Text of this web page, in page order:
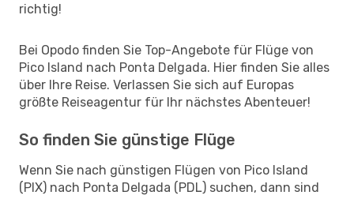
richtig!
Bei Opodo finden Sie Top-Angebote für Flüge von
Pico Island nach Ponta Delgada. Hier finden Sie alles
über Ihre Reise. Verlassen Sie sich auf Europas
größte Reiseagentur für Ihr nächstes Abenteuer!
So finden Sie günstige Flüge
Wenn Sie nach günstigen Flügen von Pico Island
(PIX) nach Ponta Delgada (PDL) suchen, dann sind